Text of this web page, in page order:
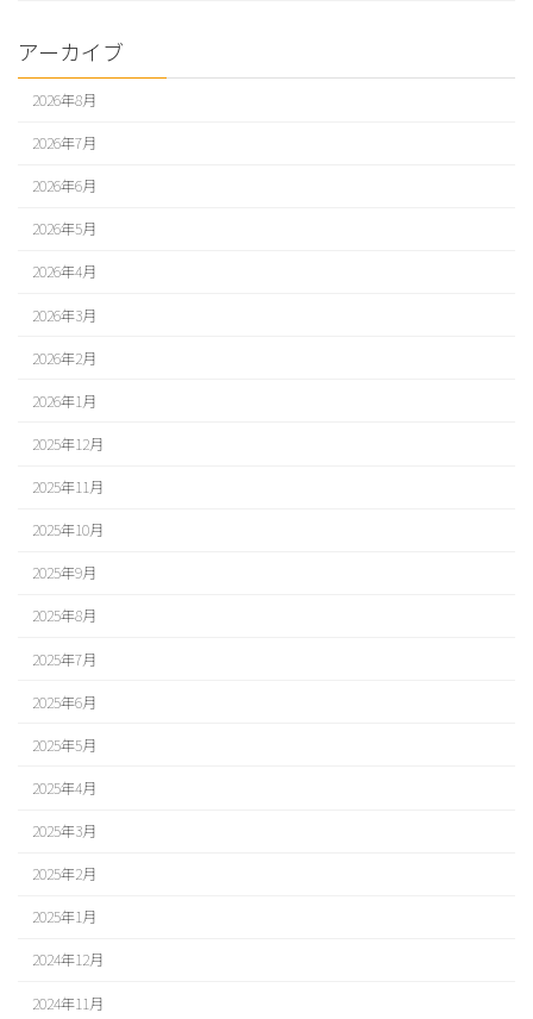
アーカイブ
2026年8月
2026年7月
2026年6月
2026年5月
2026年4月
2026年3月
2026年2月
2026年1月
2025年12月
2025年11月
2025年10月
2025年9月
2025年8月
2025年7月
2025年6月
2025年5月
2025年4月
2025年3月
2025年2月
2025年1月
2024年12月
2024年11月